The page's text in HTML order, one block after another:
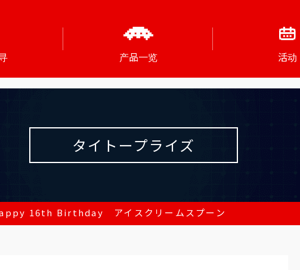
产品一览 活动
タイトープライズ
16th Birthday アイスクリームスプーン